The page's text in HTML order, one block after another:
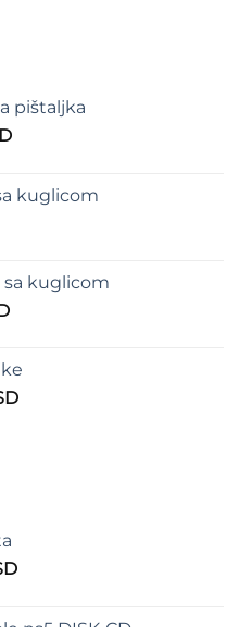
pištaljka
Raspon
100 RSD
kuglicom
sa kuglicom
Raspon
210 RSD
doRaspon
Raspon